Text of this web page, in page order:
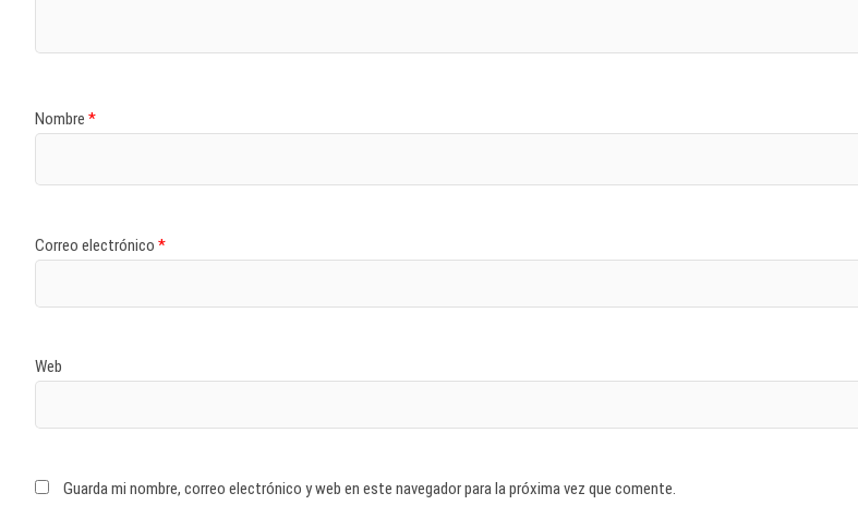
Nombre *
Correo electrónico *
Web
Guarda mi nombre, correo electrónico y web en este navegador para la próxima vez que comente.